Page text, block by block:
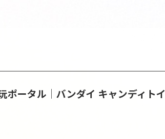
ポータル│バンダイ キャンディトイ